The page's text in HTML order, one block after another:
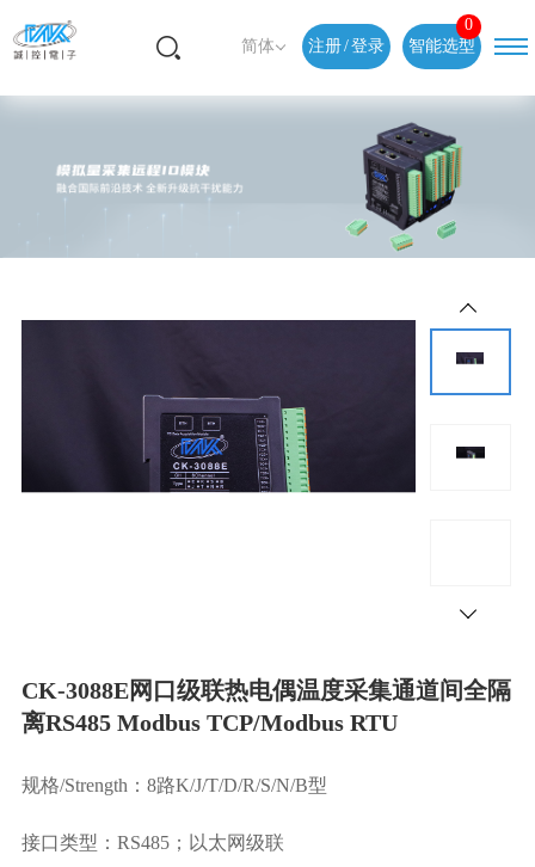
简体 注册/登录 智能选型
0
CK-3088E网口级联热电偶温度采集通道间全隔
离RS485 Modbus TCP/Modbus RTU
规格/Strength：8路K/J/T/D/R/S/N/B型
接口类型：RS485；以太网级联